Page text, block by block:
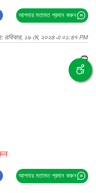
আপনার মতামত প্রদান করুন
রবিবার, ১৯ মে, ২০২৪ এ ০১:৪৭ PM
আপনার মতামত প্রদান করুন